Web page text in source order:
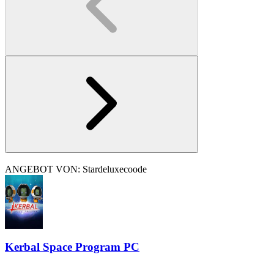
ANGEBOT VON: Stardeluxecoode
Kerbal Space Program PC